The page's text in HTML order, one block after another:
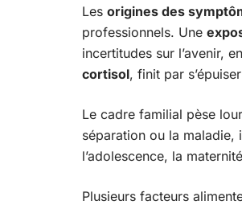
Les origines des
professionnels. Une
incertitudes sur l’avenir,
cortisol, finit par
Le cadre familial pèse
séparation ou la maladie,
l’adolescence, la
Plusieurs facteurs